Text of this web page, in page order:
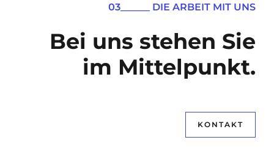
03______ DIE ARBEIT MIT UNS
Bei uns stehen Sie
im Mittelpunkt.
KONTAKT